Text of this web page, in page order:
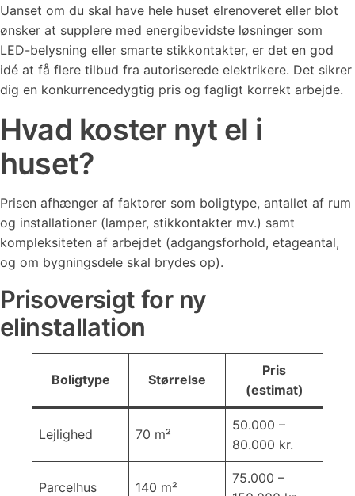
Uanset om du skal have hele huset elrenoveret eller blot
ønsker at supplere med energibevidste løsninger som
LED-belysning eller smarte stikkontakter, er det en god
idé at få flere tilbud fra autoriserede elektrikere. Det sikrer
dig en konkurrencedygtig pris og fagligt korrekt arbejde.
Hvad koster nyt el i
huset?
Prisen afhænger af faktorer som boligtype, antallet af rum
og installationer (lamper, stikkontakter mv.) samt
kompleksiteten af arbejdet (adgangsforhold, etageantal,
og om bygningsdele skal brydes op).
Prisoversigt for ny
elinstallation
Boligtype Størrelse
Pris
(estimat)
Lejlighed 70 m²
50.000 –
80.000 kr.
Parcelhus 140 m²
75.000 –